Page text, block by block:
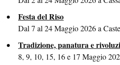
Festa del Riso
Dal 7 al 24 Maggio 2026 a
Tradizione, panatura e
8, 9, 10, 15, 16 e 17 Maggio